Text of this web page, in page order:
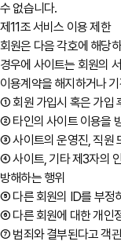
수 없습니다.
제11조 서비스 이용 제한
회원은 다음 각호에 해당
경우에 사이트는 회원의
이용계약을 해지하거나
① 회원 가입시 혹은 가입
② 타인의 사이트 이용을
③ 사이트의 운영진, 직원
④ 사이트, 기타 제3자의
방해하는 행위
⑤ 다른 회원의 ID를 부정
⑥ 다른 회원에 대한 개인
⑦ 범죄와 결부된다고 객